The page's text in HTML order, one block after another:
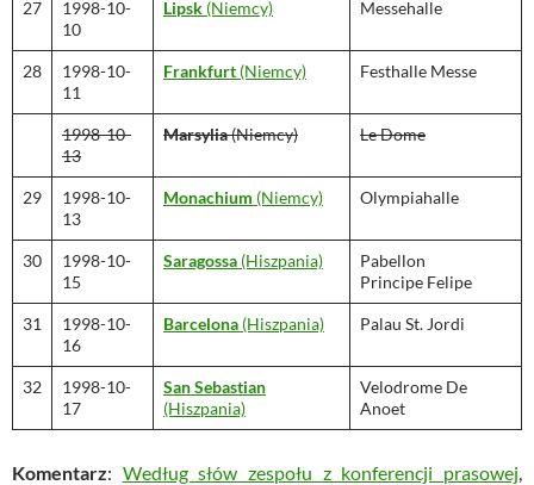
27
1998-10-
10
Lipsk (Niemcy) Messehalle
28
1998-10-
11
Frankfurt (Niemcy) Festhalle Messe
1998-10-
13
Marsylia(Niemcy) Le Dome
29
1998-10-
13
Monachium (Niemcy) Olympiahalle
30
1998-10-
15
Saragossa (Hiszpania)
Pabellon
Principe Felipe
31
1998-10-
16
Barcelona (Hiszpania) Palau St. Jordi
32
1998-10-
17
San Sebastian
(Hiszpania)
Velodrome De
Anoet
Komentarz: Według słów zespołu z konferencji prasowej,